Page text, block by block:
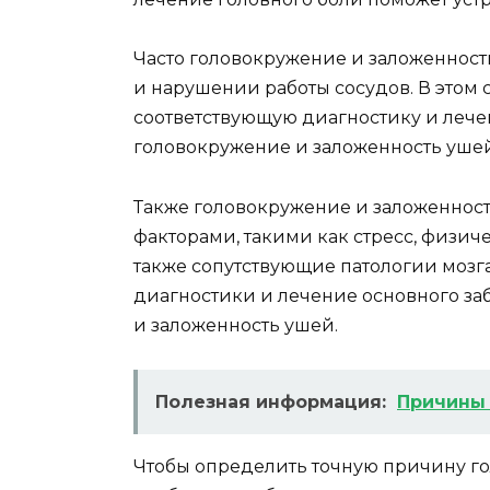
Часто головокружение и
и нарушении работы сосудов. В этом
соответствующую диагностику и
головокружение и заложенность
Также головокружение и
факторами, такими как стресс,
также сопутствующие патологии
диагностики и лечение основного
и заложенность ушей.
Полезная информация: Причины
Чтобы определить точную причину